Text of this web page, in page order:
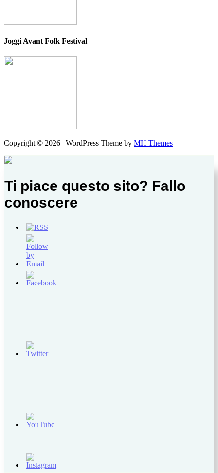
Joggi Avant Folk Festival
Copyright © 2026 | WordPress Theme by MH Themes
Ti piace questo sito? Fallo
conoscere